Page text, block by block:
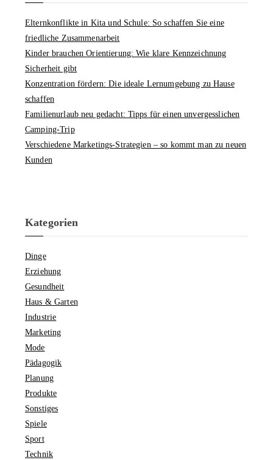
Elternkonflikte in Kita und Schule: So schaffen Sie eine
friedliche Zusammenarbeit
Kinder brauchen Orientierung: Wie klare Kennzeichnung
Sicherheit gibt
Konzentration fördern: Die ideale Lernumgebung zu Hause
schaffen
Familienurlaub neu gedacht: Tipps für einen unvergesslichen
Camping-Trip
Verschiedene Marketings-Strategien – so kommt man zu neuen
Kunden
Kategorien
Dinge
Erziehung
Gesundheit
Haus & Garten
Industrie
Marketing
Mode
Pädagogik
Planung
Produkte
Sonstiges
Spiele
Sport
Technik